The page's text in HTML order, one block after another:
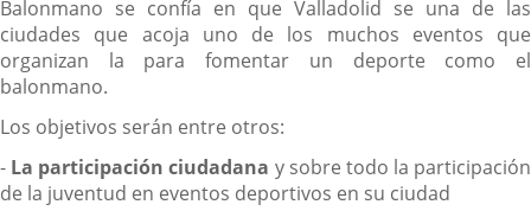
Balonmano se confía en que Valladolid se una de las
ciudades que acoja uno de los muchos eventos que
organizan la para fomentar un deporte como el
balonmano.
Los objetivos serán entre otros:
- La participación ciudadana y sobre todo la participación
de la juventud en eventos deportivos en su ciudad